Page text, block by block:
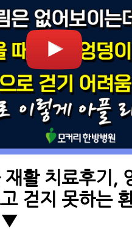
활 치료후기,
걷지 못하는
▼